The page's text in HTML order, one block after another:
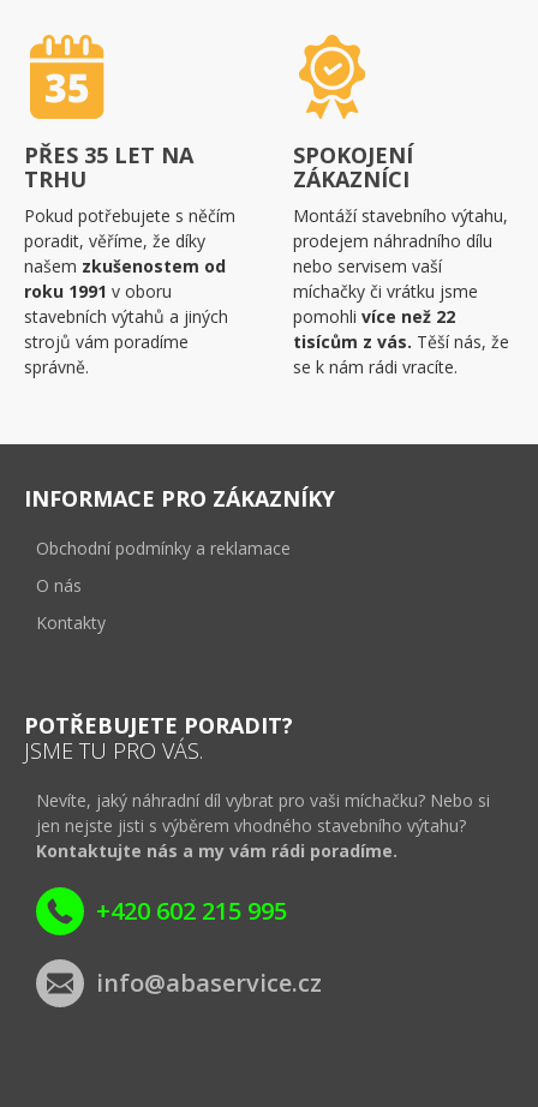
PŘES 35 LET NA
TRHU
Pokud potřebujete s něčím
poradit, věříme, že díky
našem zkušenostem od
roku 1991 v oboru
stavebních výtahů a jiných
strojů vám poradíme
správně.
SPOKOJENÍ
ZÁKAZNÍCI
Montáží stavebního výtahu,
prodejem náhradního dílu
nebo servisem vaší
míchačky či vrátku jsme
pomohli více než 22
tisícům z vás. Těší nás, že
se k nám rádi vracíte.
INFORMACE PRO ZÁKAZNÍKY
Obchodní podmínky a reklamace
O nás
Kontakty
POTŘEBUJETE PORADIT?
JSME TU PRO VÁS.
Nevíte, jaký náhradní díl vybrat pro vaši míchačku? Nebo si
jen nejste jisti s výběrem vhodného stavebního výtahu?
Kontaktujte nás a my vám rádi poradíme.
+420 602 215 995
info@abaservice.cz